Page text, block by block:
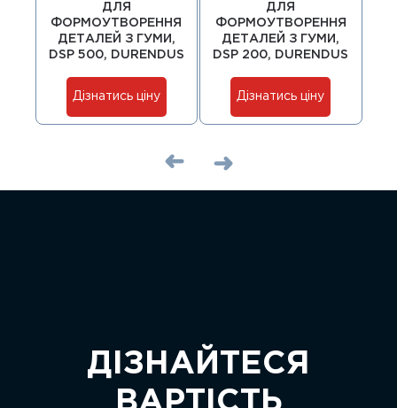
ДЛЯ
ФОРМОУТВОРЕННЯ
ДЕТАЛЕЙ З ГУМИ,
DSP 500, DURENDUS
Дізнатись ціну
ДЛЯ
ФОРМОУТВОРЕННЯ
ДЕТАЛЕЙ З ГУМИ,
DSP 200, DURENDUS
Дізнатись ціну
ДІЗНАЙТЕСЯ